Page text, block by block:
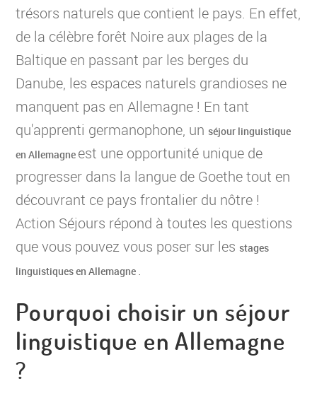
trésors naturels que contient le pays. En effet,
de la célèbre forêt Noire aux plages de la
Baltique en passant par les berges du
Danube, les espaces naturels grandioses ne
manquent pas en Allemagne ! En tant
qu'apprenti germanophone, un séjour linguistique
en Allemagne est une opportunité unique de
progresser dans la langue de Goethe tout en
découvrant ce pays frontalier du nôtre !
Action Séjours répond à toutes les questions
que vous pouvez vous poser sur les stages
linguistiques en Allemagne .
Pourquoi choisir un séjour
linguistique en Allemagne
?